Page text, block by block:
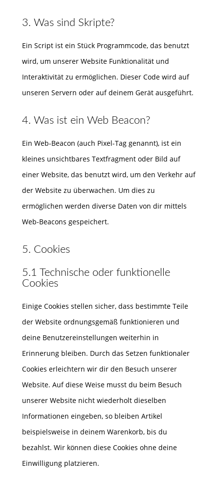
3. Was sind Skripte?
Ein Script ist ein Stück Programmcode, das benutzt
wird, um unserer Website Funktionalität und
Interaktivität zu ermöglichen. Dieser Code wird auf
unseren Servern oder auf deinem Gerät ausgeführt.
4. Was ist ein Web Beacon?
Ein Web-Beacon (auch Pixel-Tag genannt), ist ein
kleines unsichtbares Textfragment oder Bild auf
einer Website, das benutzt wird, um den Verkehr auf
der Website zu überwachen. Um dies zu
ermöglichen werden diverse Daten von dir mittels
Web-Beacons gespeichert.
5. Cookies
5.1 Technische oder funktionelle
Cookies
Einige Cookies stellen sicher, dass bestimmte Teile
der Website ordnungsgemäß funktionieren und
deine Benutzereinstellungen weiterhin in
Erinnerung bleiben. Durch das Setzen funktionaler
Cookies erleichtern wir dir den Besuch unserer
Website. Auf diese Weise musst du beim Besuch
unserer Website nicht wiederholt dieselben
Informationen eingeben, so bleiben Artikel
beispielsweise in deinem Warenkorb, bis du
bezahlst. Wir können diese Cookies ohne deine
Einwilligung platzieren.